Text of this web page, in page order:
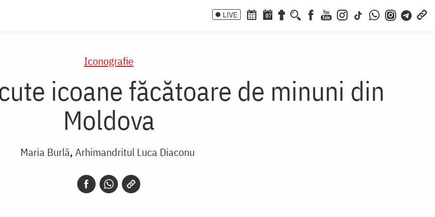
LIVE 07
Iconografie
icoane făcătoare de minuni din
Moldova
Maria Burlă Arhimandritul Luca Diaconu